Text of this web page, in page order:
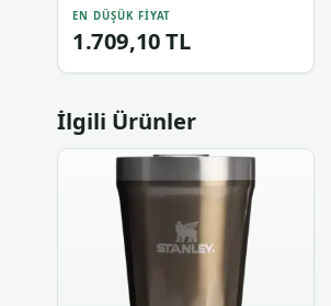
EN DÜŞÜK FIYAT
1.709,10 TL
İlgili Ürünler